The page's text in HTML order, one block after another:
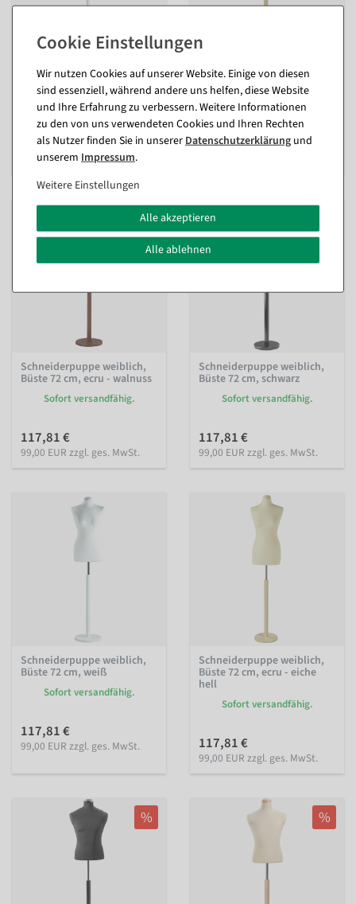
Büste 78 cm, weiß
Sofort versandfähig.
117,81 €
99,00 EUR zzgl. ges. MwSt.
Büste 78 cm, ecru - eiche
hell
Sofort versandfähig.
117,81 €
Schneiderpuppe weiblich,
Büste 72 cm, ecru - walnuss
Sofort versandfähig.
117,81 €
99,00 EUR zzgl. ges. MwSt.
Schneiderpuppe weiblich,
Büste 72 cm, schwarz
Sofort versandfähig.
117,81 €
99,00 EUR zzgl. ges. MwSt.
Schneiderpuppe weiblich,
Büste 72 cm, weiß
Sofort versandfähig.
117,81 €
99,00 EUR zzgl. ges. MwSt.
Schneiderpuppe weiblich,
Büste 72 cm, ecru - eiche
hell
Sofort versandfähig.
117,81 €
99,00 EUR zzgl. ges. MwSt.
% %
Wir nutzen Cookies auf unserer Website. Einige von diesen
sind essenziell, während andere uns helfen, diese Website
und Ihre Erfahrung zu verbessern. Weitere Informationen
zu den von uns verwendeten Cookies und Ihren Rechten
als Nutzer finden Sie in unsererDaten­schutz­erklärung und
unserem Impressum.
Weitere Einstellungen
Alle akzeptieren
Alle ablehnen